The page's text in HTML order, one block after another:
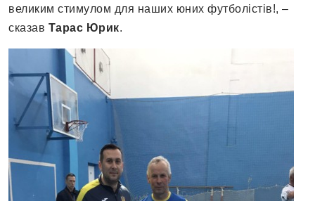
великим стимулом для наших юних футболістів!, –
сказав Тарас Юрик.